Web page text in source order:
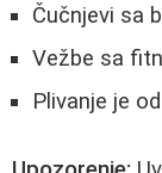
Čučnjevi sa
Vežbe sa
Plivanje je